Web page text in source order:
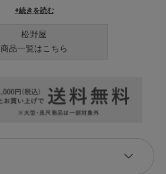
+続きを読む
松野屋
商品一覧はこちら